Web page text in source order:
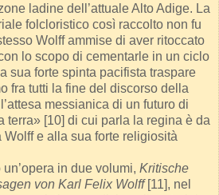
ladine dell’attuale Alto Adige. La
folcloristico così raccolto non fu
Wolff ammise di aver ritoccato
lo scopo di cementarle in un ciclo
sua forte spinta pacifista traspare
fra tutti la fine del discorso della
messianica di un futuro di
terra» [10] di cui parla la regina è da
e alla sua forte religiosità
in due volumi, Kritische
von Karl Felix Wolff[11], nel